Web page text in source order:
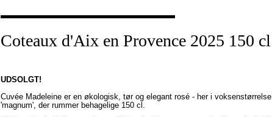
Coteaux d'Aix en Provence 2025 150 cl
UDSOLGT!
Cuvée Madeleine er en økologisk, tør og elegant rosé - her i voksenstørrelse
'magnum', der rummer behagelige 150 cl.